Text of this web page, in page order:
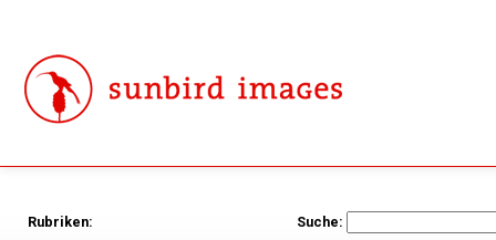
Rubriken: Suche: